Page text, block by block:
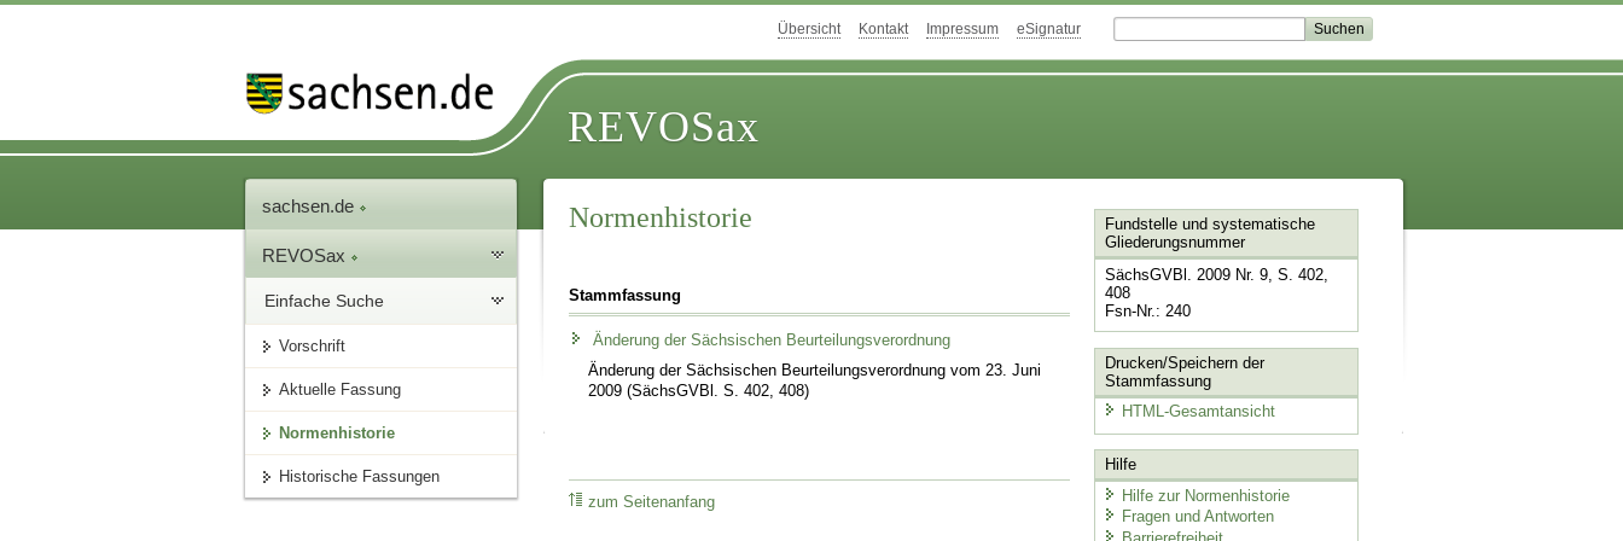
Übersicht Kontakt Impressum eSignatur
REVOSax
sachsen.de
REVOSax
Einfache Suche
Vorschrift
Aktuelle Fassung
Normenhistorie
Historische Fassungen
Normenhistorie
Stammfassung
Änderung der Sächsischen Beurteilungsverordnung
Änderung der Sächsischen Beurteilungsverordnung vom 23. Juni
2009 (SächsGVBl. S. 402, 408)
zum Seitenanfang
Fundstelle und systematische
Gliederungsnummer
SächsGVBl. 2009 Nr. 9, S. 402,
408
Fsn-Nr.: 240
Drucken/Speichern der
Stammfassung
HTML-Gesamtansicht
Hilfe
Hilfe zur Normenhistorie
Fragen und Antworten